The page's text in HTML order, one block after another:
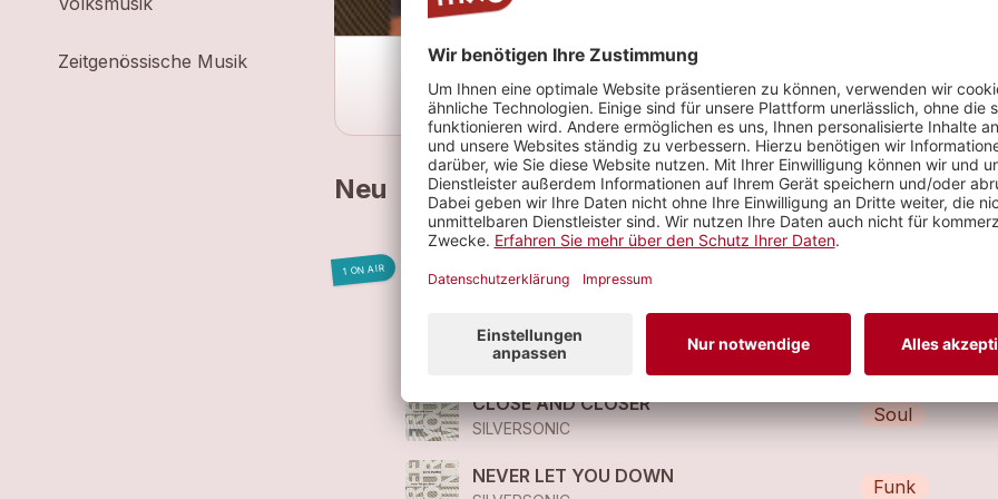
Zeitgenössische Musik
Neu
1 ON AIR
SILVERSONIC
PAINTING MY TOMORROW
SILVERSONIC
Pop
CLOSE AND CLOSER
SILVERSONIC
Soul
NEVER LET YOU DOWN
Funk